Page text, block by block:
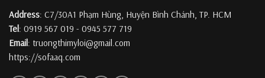
Address: C7/30A1 Phạm Hùng, Huyện Bình Chánh, TP. HCM
Tel: 0919 567 019 - 0945 577 719
Email: truongthimyloi@gmail.com
https://sofaaq.com